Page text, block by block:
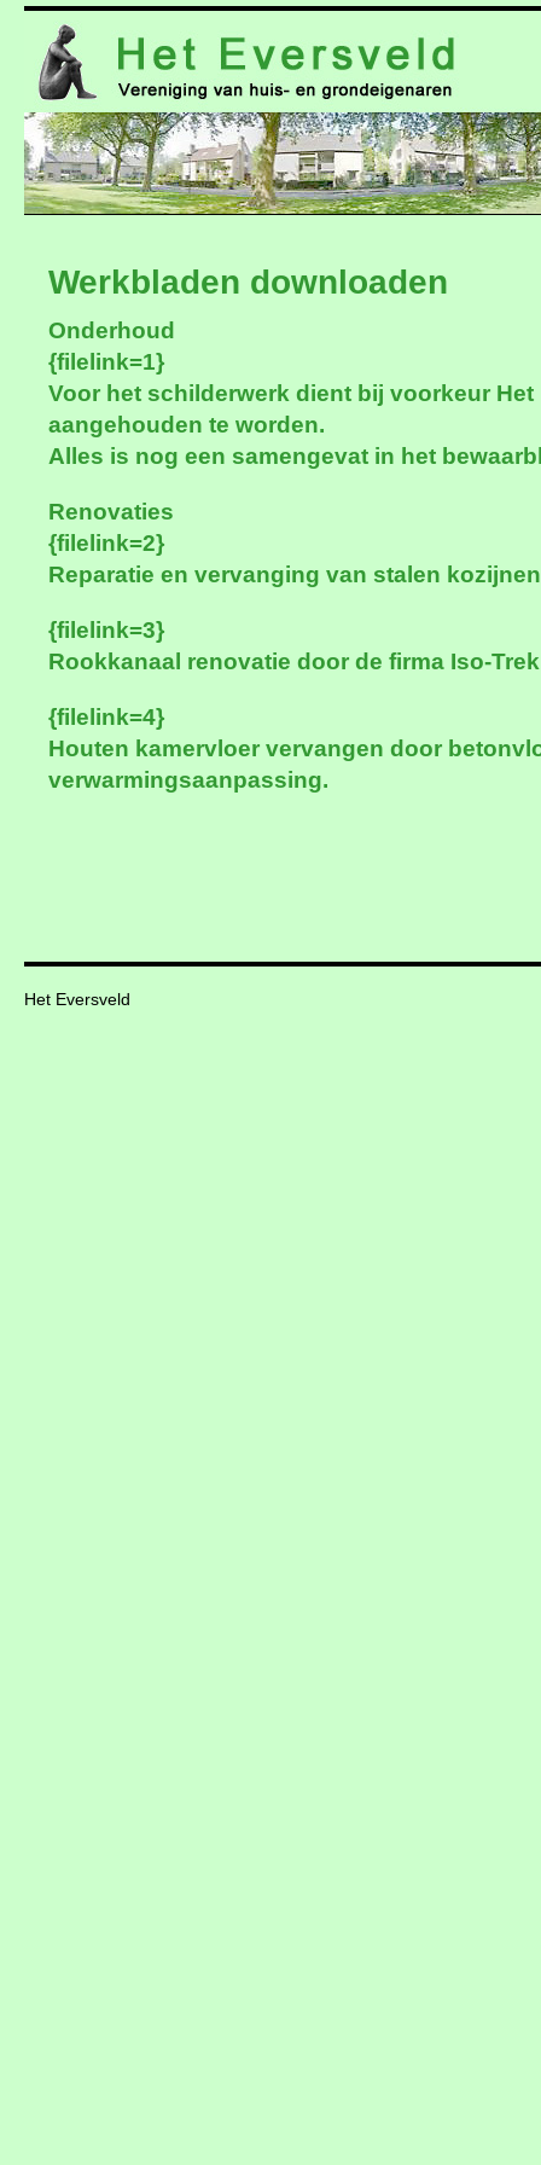
inhoud
Werkbladen downloaden
Onderhoud
{filelink=1}
Voor het schilderwerk dient bij voorkeur
aangehouden te worden.
Alles is nog een samengevat in het
Renovaties
{filelink=2}
Reparatie en vervanging van stalen
{filelink=3}
Rookkanaal renovatie door de firma Iso-
{filelink=4}
Houten kamervloer vervangen door
verwarmingsaanpassing.
Het Eversveld